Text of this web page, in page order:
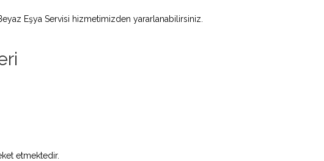
Eşya Servisi hizmetimizden yararlanabilirsiniz.
etmektedir.